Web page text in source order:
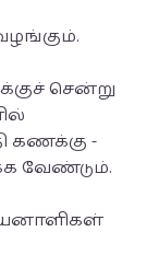
சென்று
கணக்கு -
வேண்டும்.